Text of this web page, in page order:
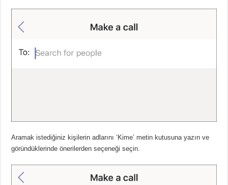
Aramak istediğiniz kişilerin adlarını ‘Kime’ metin kutusuna yazın ve
göründüklerinde önerilerden seçeneği seçin.